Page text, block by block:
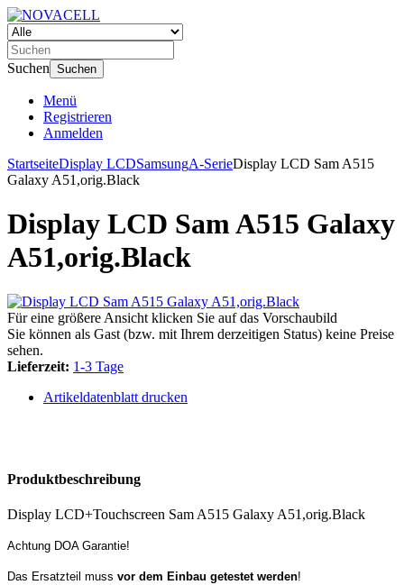
Suchen Suchen
Menü
Registrieren
Anmelden
StartseiteDisplay LCDSamsungA-SerieDisplay LCD Sam A515
Galaxy A51,orig.Black
Display LCD Sam A515 Galaxy
A51,orig.Black
Für eine größere Ansicht klicken Sie auf das Vorschaubild
Sie können als Gast (bzw. mit Ihrem derzeitigen Status) keine Preise
sehen.
Lieferzeit: 1-3 Tage
Artikeldatenblatt drucken
Produktbeschreibung
Display LCD+Touchscreen Sam A515 Galaxy A51,orig.Black
Achtung DOA Garantie!
Das Ersatzteil muss vor dem Einbau getestet werden!